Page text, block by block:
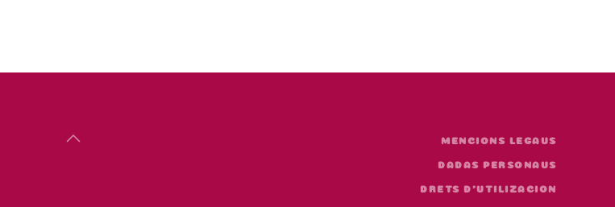
MENCIONS LEGAUS
DADAS PERSONAUS
DRETS D'UTILIZACION